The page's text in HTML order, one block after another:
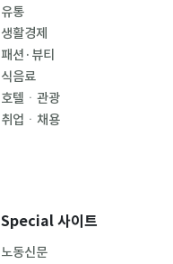
유통
생활경제
패션·뷰티
식음료
호텔ㆍ관광
취업ㆍ채용
Special 사이트
노동신문